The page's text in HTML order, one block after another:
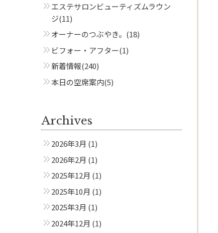
エステサロンビューティズムラウン
ジ(11)
オーナーのつぶやき。 (18)
ビフォー・アフター(1)
新着情報(240)
本日の空席案内(5)
Archives
2026年3月 (1)
2026年2月 (1)
2025年12月 (1)
2025年10月 (1)
2025年3月 (1)
2024年12月 (1)